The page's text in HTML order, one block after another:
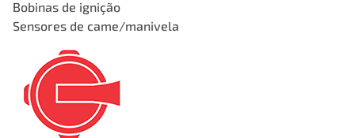
Bobinas de ignição
Sensores de came/manivela